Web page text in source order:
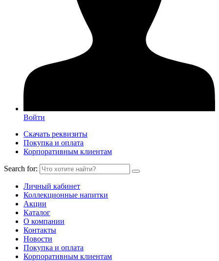
Войти
Скачать реквизиты
Покупка и оплата
Корпоративным клиентам
Search for:
Личный кабинет
Коллекционные напитки
Акции
Каталог
О компании
Контакты
Новости
Покупка и оплата
Корпоративным клиентам